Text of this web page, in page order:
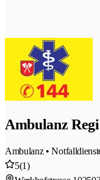
Ambulanz
Ambulanz •
5(1)